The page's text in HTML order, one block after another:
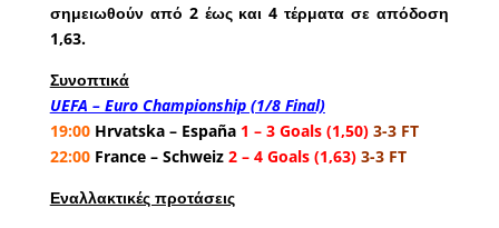
σημειωθούν από 2 έως και 4 τέρματα σε απόδοση
1,63.
Συνοπτικά
UEFA – Euro Championship (1/8 Final)
19:00Hrvatska – España1 – 3 Goals (1,50)3-3 FT
22:00France – Schweiz2 – 4 Goals (1,63)3-3 FT
Εναλλακτικές προτάσεις